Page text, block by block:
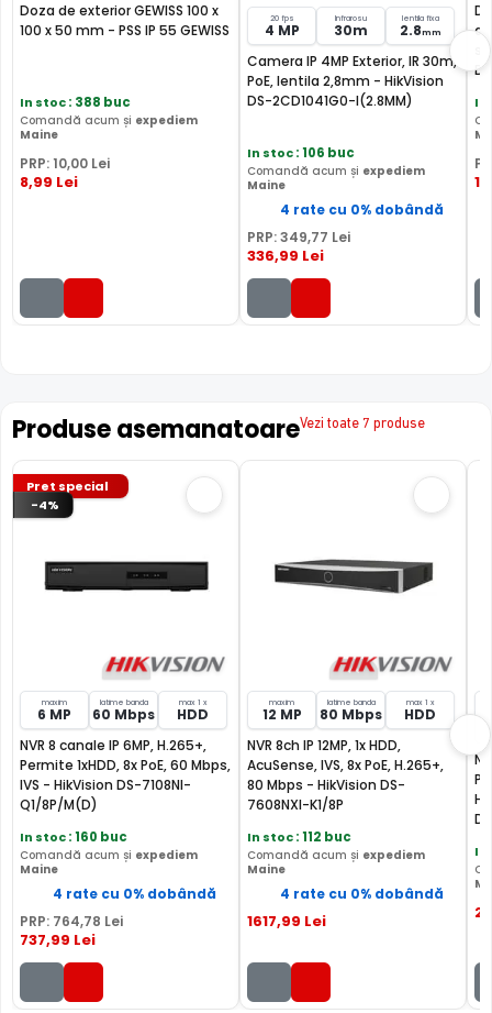
Doza de exterior GEWISS 100 x
100 x 50 mm - PSS IP 55 GEWISS
In stoc: 388 buc
Comandă acum și expediem
Maine
PRP: 10,00 Lei
8,99 Lei
20 fps
4 MP
Infrarosu
30m
lentila fixa
2.8mm
Camera IP 4MP Exterior, IR 30m,
PoE, lentila 2,8mm - HikVision
DS-2CD1041G0-I(2.8MM)
In stoc: 106 buc
Comandă acum și expediem
Maine
4 rate cu 0% dobândă
PRP:349,77 Lei
336,99 Lei
In
11
Produse asemanatoareVezi toate 7 produse
Pret special
-4%
maxim
6 MP
latime banda
60 Mbps
max 1 x
HDD
NVR 8 canale IP 6MP, H.265+,
Permite 1xHDD, 8x PoE, 60 Mbps,
IVS - HikVision DS-7108NI-
Q1/8P/M(D)
In stoc: 160 buc
Comandă acum și expediem
Maine
4 rate cu 0% dobândă
PRP: 764,78 Lei
737,99 Lei
maxim
12 MP
latime banda
80 Mbps
max 1 x
HDD
NVR 8ch IP 12MP, 1x HDD,
AcuSense, IVS, 8x PoE, H.265+,
80 Mbps - HikVision DS-
7608NXI-K1/8P
In stoc: 112 buc
Comandă acum și expediem
Maine
4 rate cu 0% dobândă
1617,99 Lei
In